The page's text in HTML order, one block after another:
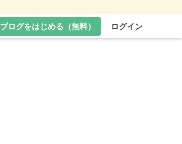
ブログをはじめる（無料）
ログイン